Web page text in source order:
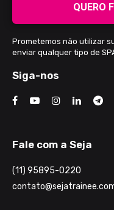
QUERO
Prometemos não utilizar
enviar qualquer tipo de
Siga-nos
Fale com a Seja
(11) 95895-0220